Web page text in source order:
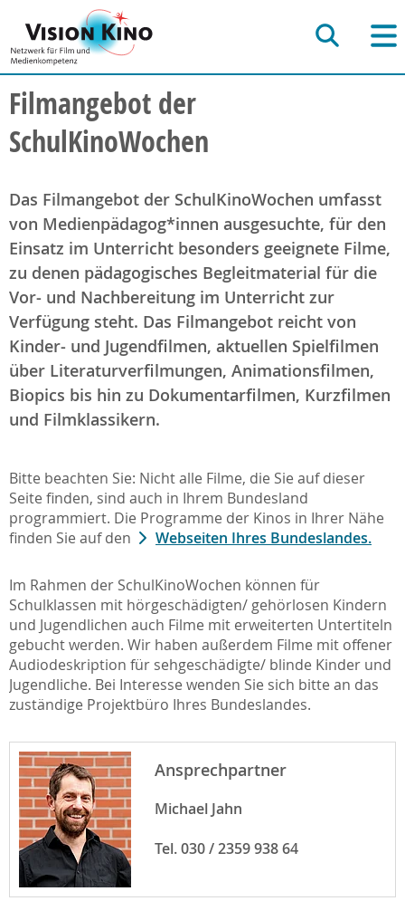
Filmangebot der
SchulKinoWochen
Das Filmangebot der SchulKinoWochen umfasst
von Medienpädagog*innen ausgesuchte, für den
Einsatz im Unterricht besonders geeignete Filme,
zu denen pädagogisches Begleitmaterial für die
Vor- und Nachbereitung im Unterricht zur
Verfügung steht. Das Filmangebot reicht von
Kinder- und Jugendfilmen, aktuellen Spielfilmen
über Literaturverfilmungen, Animationsfilmen,
Biopics bis hin zu Dokumentarfilmen, Kurzfilmen
und Filmklassikern.
Bitte beachten Sie: Nicht alle Filme, die Sie auf dieser
Seite finden, sind auch in Ihrem Bundesland
programmiert. Die Programme der Kinos in Ihrer Nähe
finden Sie auf den
Webseiten Ihres Bundeslandes.
Im Rahmen der SchulKinoWochen können für
Schulklassen mit hörgeschädigten/ gehörlosen Kindern
und Jugendlichen auch Filme mit erweiterten Untertiteln
gebucht werden. Wir haben außerdem Filme mit offener
Audiodeskription für sehgeschädigte/ blinde Kinder und
Jugendliche. Bei Interesse wenden Sie sich bitte an das
zuständige Projektbüro Ihres Bundeslandes.
Ansprechpartner
Michael Jahn
Tel. 030 / 2359 938 64